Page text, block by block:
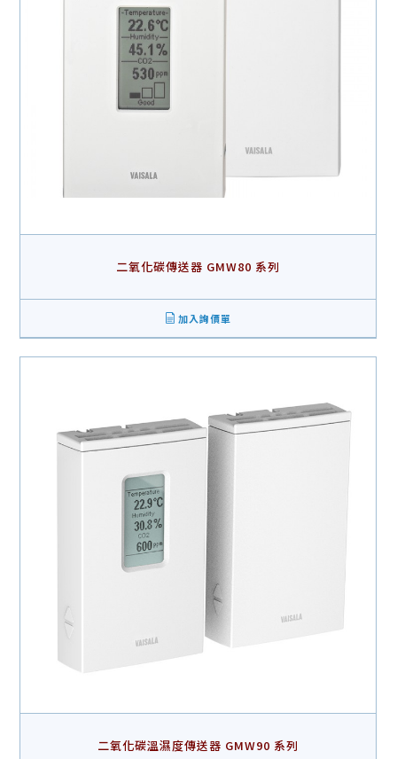
二氧化碳傳送器 GMW80 系列
加入詢價單
二氧化碳溫濕度傳送器 GMW90 系列